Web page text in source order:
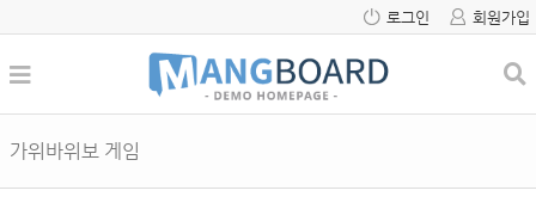
로그인 회원가입
가위바위보 게임